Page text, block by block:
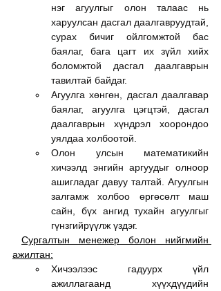
нэг агуулгыг олон талаас нь
харуулсан дасгал даалгавруудтай,
сурах бичиг ойлгомжтой бас
баялаг, бага цагт их зүйл хийх
боломжтой дасгал даалгаврын
тавилтай байдаг.
Агуулга хөнгөн, дасгал даалгавар
баялаг, агуулга цэгцтэй, дасгал
даалгаврын хүндрэл хоорондоо
уялдаа холбоотой.
Олон улсын математикийн
хичээлд энгийн аргуудыг олноор
ашигладаг давуу талтай. Агуулгын
залгамж холбоо өргөсөлт маш
сайн, бүх ангид тухайн агуулгыг
гүнзгийрүүлж үздэг.
Сургалтын менежер болон нийгмийн
ажилтан:
Хичээлээс гадуурх үйл
ажиллагаанд хүүхдүүдийн